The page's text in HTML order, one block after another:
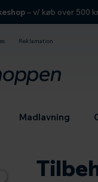
– v/ køb over 500 kr.
Reklamation
Madlavning